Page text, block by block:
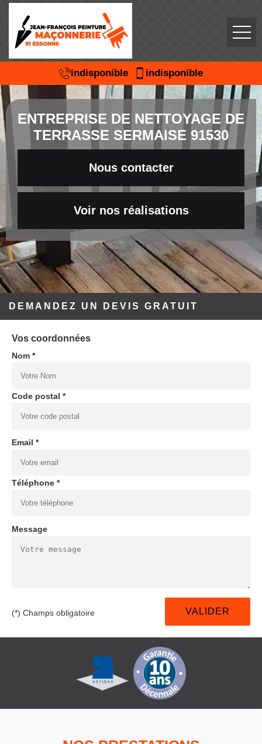
indisponible indisponible
ENTREPRISE DE NETTOYAGE DE
TERRASSE SERMAISE 91530
Nous contacter
Voir nos réalisations
DEMANDEZ UN DEVIS GRATUIT
Vos coordonnées
Nom *
Code postal *
Email *
Téléphone *
Message
(*) Champs obligatoire